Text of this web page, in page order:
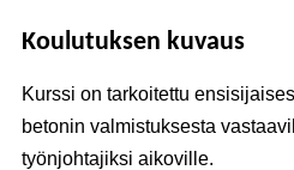
Koulutuksen kuvaus
Kurssi on tarkoitettu
betonin valmistuksesta
työnjohtajiksi aikoville.